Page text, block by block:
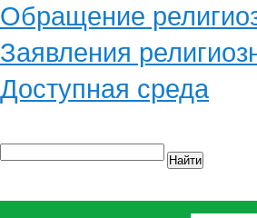
Обращение
Заявления
Доступная среда
Найти